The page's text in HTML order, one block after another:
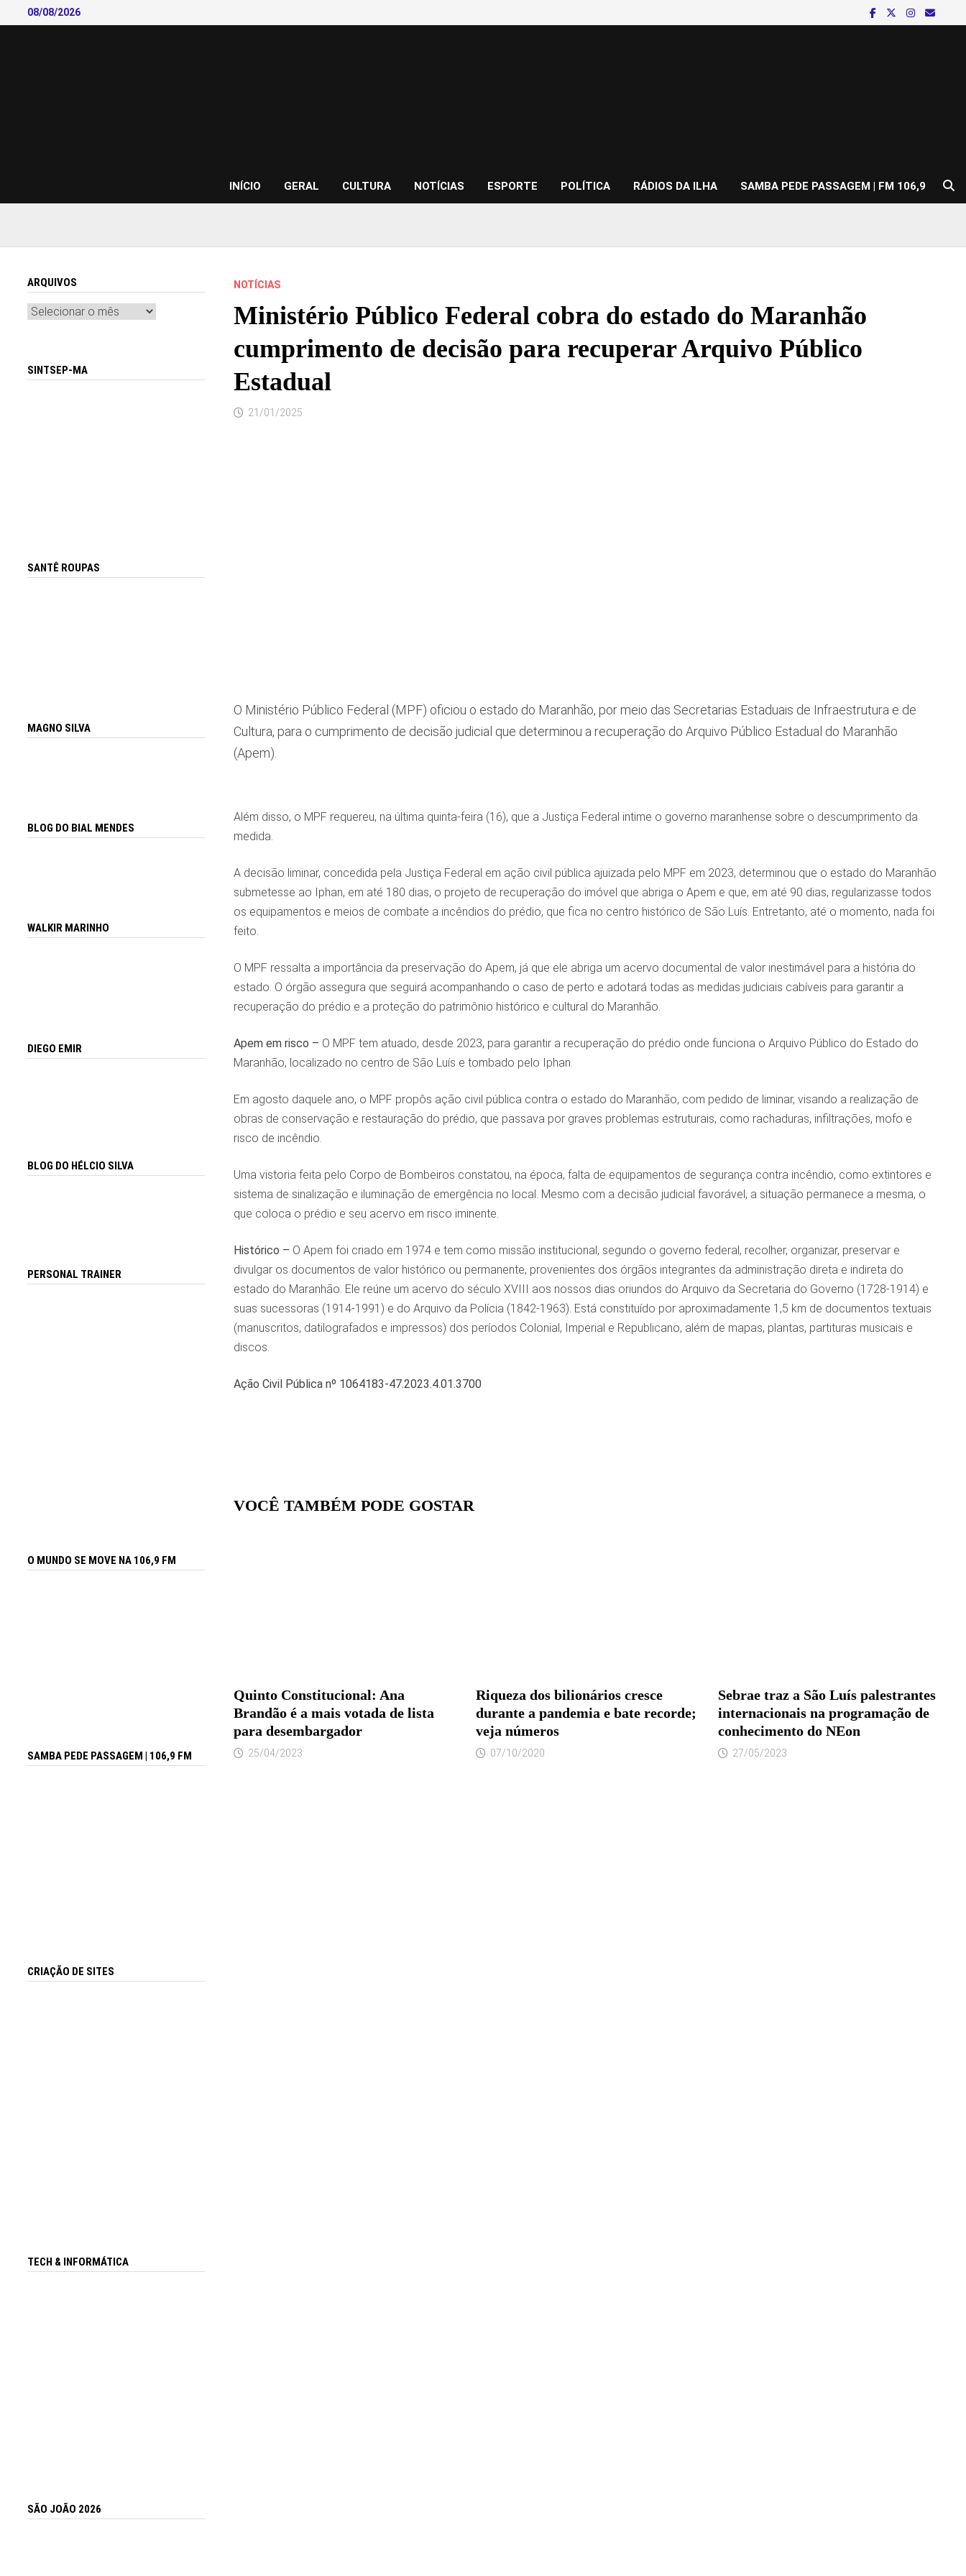
to
08/08/2026
INÍCIO GERAL CULTURA NOTÍCIAS ESPORTE POLÍTICA RÁDIOS DA ILHA SAMBA PEDE PASSAGEM | FM 106,9
NOTÍCIAS
Ministério Público Federal cobra do estado do Maranhão
cumprimento de decisão para recuperar Arquivo Público
Estadual
21/01/2025
O Ministério Público Federal (MPF) oficiou o estado do Maranhão, por meio das Secretarias Estaduais de Infraestrutura e de
Cultura, para o cumprimento de decisão judicial que determinou a recuperação do Arquivo Público Estadual do Maranhão
(Apem).
Além disso, o MPF requereu, na última quinta-feira (16), que a Justiça Federal intime o governo maranhense sobre o descumprimento da
medida.
A decisão liminar, concedida pela Justiça Federal em ação civil pública ajuizada pelo MPF em 2023, determinou que o estado do Maranhão
submetesse ao Iphan, em até 180 dias, o projeto de recuperação do imóvel que abriga o Apem e que, em até 90 dias, regularizasse todos
os equipamentos e meios de combate a incêndios do prédio, que fica no centro histórico de São Luís. Entretanto, até o momento, nada foi
feito.
O MPF ressalta a importância da preservação do Apem, já que ele abriga um acervo documental de valor inestimável para a história do
estado. O órgão assegura que seguirá acompanhando o caso de perto e adotará todas as medidas judiciais cabíveis para garantir a
recuperação do prédio e a proteção do patrimônio histórico e cultural do Maranhão.
Apem em risco – O MPF tem atuado, desde 2023, para garantir a recuperação do prédio onde funciona o Arquivo Público do Estado do
Maranhão, localizado no centro de São Luís e tombado pelo Iphan.
Em agosto daquele ano, o MPF propôs ação civil pública contra o estado do Maranhão, com pedido de liminar, visando a realização de
obras de conservação e restauração do prédio, que passava por graves problemas estruturais, como rachaduras, infiltrações, mofo e
risco de incêndio.
Uma vistoria feita pelo Corpo de Bombeiros constatou, na época, falta de equipamentos de segurança contra incêndio, como extintores e
sistema de sinalização e iluminação de emergência no local. Mesmo com a decisão judicial favorável, a situação permanece a mesma, o
que coloca o prédio e seu acervo em risco iminente.
Histórico – O Apem foi criado em 1974 e tem como missão institucional, segundo o governo federal, recolher, organizar, preservar e
divulgar os documentos de valor histórico ou permanente, provenientes dos órgãos integrantes da administração direta e indireta do
estado do Maranhão. Ele reúne um acervo do século XVIII aos nossos dias oriundos do Arquivo da Secretaria do Governo (1728-1914) e
suas sucessoras (1914-1991) e do Arquivo da Polícia (1842-1963). Está constituído por aproximadamente 1,5 km de documentos textuais
(manuscritos, datilografados e impressos) dos períodos Colonial, Imperial e Republicano, além de mapas, plantas, partituras musicais e
discos.
Ação Civil Pública nº 1064183-47.2023.4.01.3700
VOCÊ TAMBÉM PODE GOSTAR
Quinto Constitucional: Ana
Brandão é a mais votada de lista
para desembargador
25/04/2023
Riqueza dos bilionários cresce
durante a pandemia e bate recorde;
veja números
07/10/2020
Sebrae traz a São Luís palestrantes
internacionais na programação de
conhecimento do NEon
27/05/2023
ARQUIVOS
Arquivos
SINTSEP-MA
SANTÊ ROUPAS
MAGNO SILVA
BLOG DO BIAL MENDES
WALKIR MARINHO
DIEGO EMIR
BLOG DO HÉLCIO SILVA
PERSONAL TRAINER
O MUNDO SE MOVE NA 106,9 FM
SAMBA PEDE PASSAGEM | 106,9 FM
CRIAÇÃO DE SITES
TECH & INFORMÁTICA
SÃO JOÃO 2026